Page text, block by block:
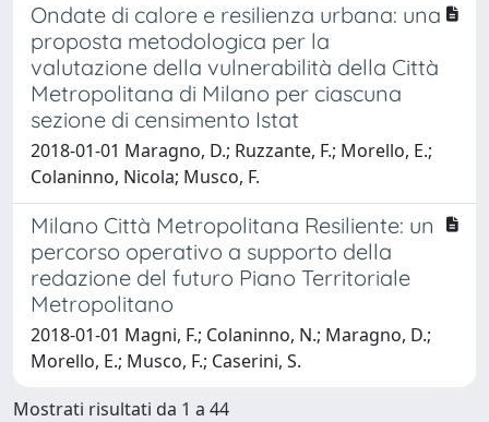
Ondate di calore e resilienza urbana: una
proposta metodologica per la
valutazione della vulnerabilità della Città
Metropolitana di Milano per ciascuna
sezione di censimento Istat
2018-01-01 Maragno, D.; Ruzzante, F.; Morello, E.;
Colaninno, Nicola; Musco, F.
Milano Città Metropolitana Resiliente: un
percorso operativo a supporto della
redazione del futuro Piano Territoriale
Metropolitano
2018-01-01 Magni, F.; Colaninno, N.; Maragno, D.;
Morello, E.; Musco, F.; Caserini, S.
Mostrati risultati da 1 a 44